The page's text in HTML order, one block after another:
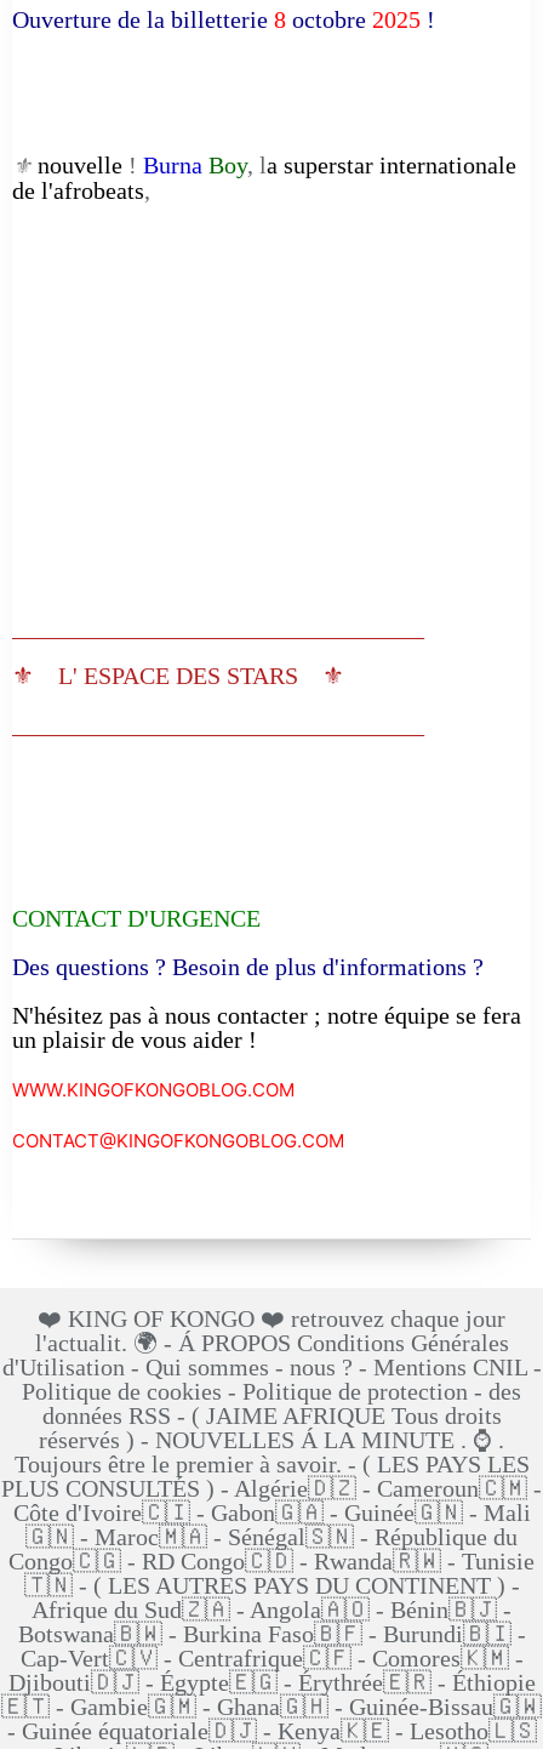
Ouverture de la billetterie 8 octobre 2025 !
⚜️ nouvelle ! Burna Boy, la superstar internationale
de l'afrobeats,
⚜️ L' ESPACE DES STARS ⚜️
CONTACT D'URGENCE
Des questions ? Besoin de plus d'informations ?
N'hésitez pas à nous contacter ; notre équipe se fera
un plaisir de vous aider !
WWW.KINGOFKONGOBLOG.COM
CONTACT@KINGOFKONGOBLOG.COM
❤️ KING OF KONGO ❤️ retrouvez chaque jour
l'actualit. 🌍 - Á PROPOS Conditions Générales
d'Utilisation - Qui sommes - nous ? - Mentions CNIL -
Politique de cookies - Politique de protection - des
données RSS - ( JAIME AFRIQUE Tous droits
réservés ) - NOUVELLES Á LA MINUTE . ⌚ .
Toujours être le premier à savoir. - ( LES PAYS LES
PLUS CONSULTÉS ) - Algérie🇩🇿 - Cameroun🇨🇲 -
Côte d'Ivoire🇨🇮 - Gabon🇬🇦 - Guinée🇬🇳 - Mali
🇬🇳 - Maroc🇲🇦 - Sénégal🇸🇳 - République du
Congo🇨🇬 - RD Congo🇨🇩 - Rwanda🇷🇼 - Tunisie
🇹🇳 - ( LES AUTRES PAYS DU CONTINENT ) -
Afrique du Sud🇿🇦 - Angola🇦🇴 - Bénin🇧🇯 -
Botswana🇧🇼 - Burkina Faso🇧🇫 - Burundi🇧🇮 -
Cap-Vert🇨🇻 - Centrafrique🇨🇫 - Comores🇰🇲 -
Djibouti🇩🇯 - Égypte🇪🇬 - Érythrée🇪🇷 - Éthiopie
🇪🇹 - Gambie🇬🇲 - Ghana🇬🇭 - Guinée-Bissau🇬🇼
- Guinée équatoriale🇩🇯 - Kenya🇰🇪 - Lesotho🇱🇸